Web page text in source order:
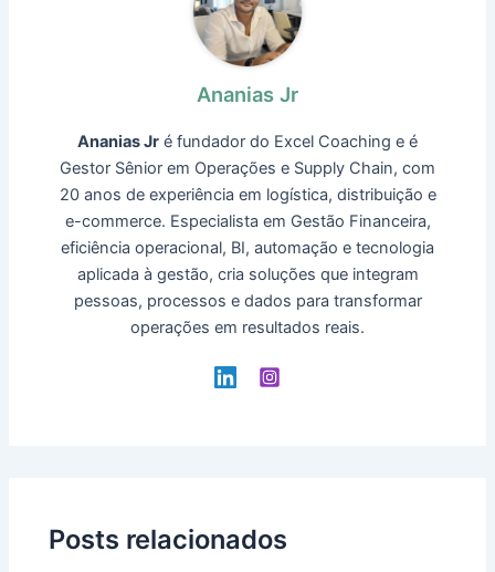
Ananias Jr
Ananias Jr é fundador do Excel Coaching e é
Gestor Sênior em Operações e Supply Chain, com
20 anos de experiência em logística, distribuição e
e-commerce. Especialista em Gestão Financeira,
eficiência operacional, BI, automação e tecnologia
aplicada à gestão, cria soluções que integram
pessoas, processos e dados para transformar
operações em resultados reais.
Posts relacionados